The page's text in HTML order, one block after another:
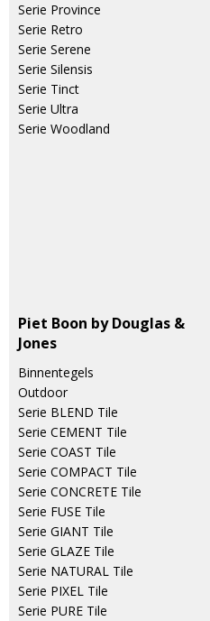
Serie Province
Serie Retro
Serie Serene
Serie Silensis
Serie Tinct
Serie Ultra
Serie Woodland
Piet Boon by Douglas &
Jones
Binnentegels
Outdoor
Serie BLEND Tile
Serie CEMENT Tile
Serie COAST Tile
Serie COMPACT Tile
Serie CONCRETE Tile
Serie FUSE Tile
Serie GIANT Tile
Serie GLAZE Tile
Serie NATURAL Tile
Serie PIXEL Tile
Serie PURE Tile